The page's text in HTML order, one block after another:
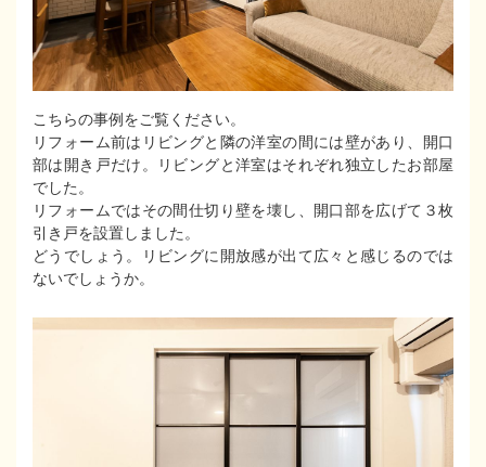
こちらの事例をご覧ください。
リフォーム前はリビングと隣の洋室の間には壁があり、開口
部は開き戸だけ。リビングと洋室はそれぞれ独立したお部屋
でした。
リフォームではその間仕切り壁を壊し、開口部を広げて３枚
引き戸を設置しました。
どうでしょう。リビングに開放感が出て広々と感じるのでは
ないでしょうか。